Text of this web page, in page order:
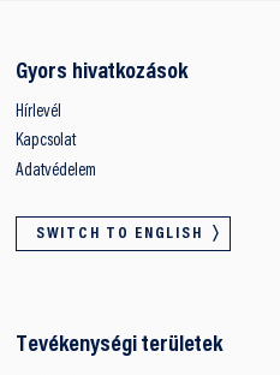
Gyors hivatkozások
Hírlevél
Kapcsolat
Adatvédelem
SWITCH TO ENGLISH
Tevékenységi területek